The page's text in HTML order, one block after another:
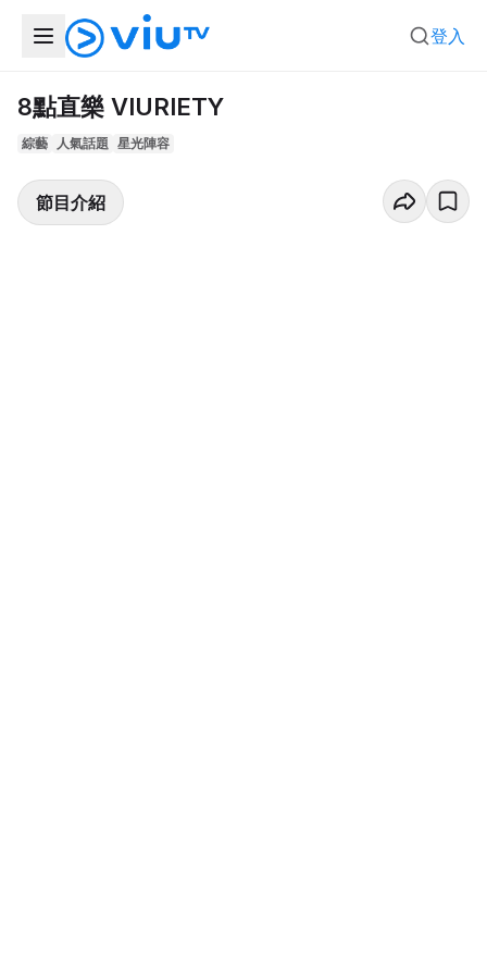
登入
8點直樂 VIURIETY
綜藝 人氣話題 星光陣容
節目介紹